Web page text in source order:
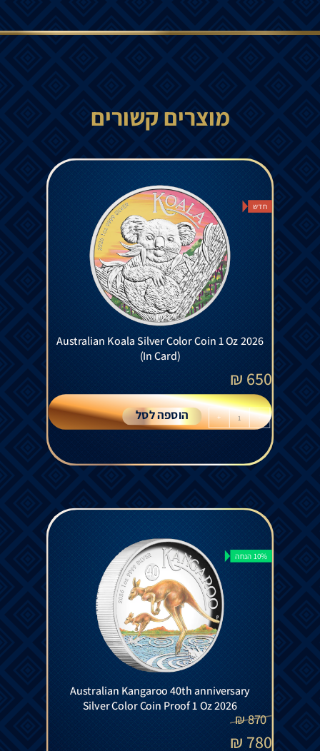
מוצרים קשורים
חדש
Australian Koala Silver Color Coin 1 Oz 2026
(In Card)
650
₪
-
+ הוספה לסל
10% הנחה
Australian Kangaroo 40th anniversary
Silver Color Coin Proof 1 Oz 2026
870
₪
780
₪